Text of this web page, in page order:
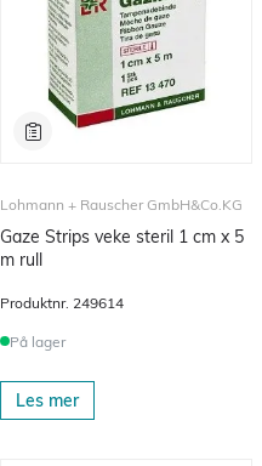
Lohmann + Rauscher GmbH&Co.KG
Gaze Strips veke steril 1 cm x 5
m rull
Produktnr. 249614
På lager
Les mer